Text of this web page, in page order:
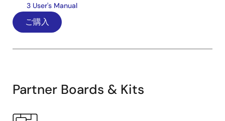
3 User's Manual
ご購入
Partner Boards & Kits